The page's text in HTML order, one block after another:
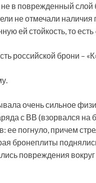
в поврежденный слой
не отмечали наличия
ей стойкость, то есть
российской брони –
очень сильное
с ВВ (взорвался на
ее погнуло, причем
бронеплиты
повреждения